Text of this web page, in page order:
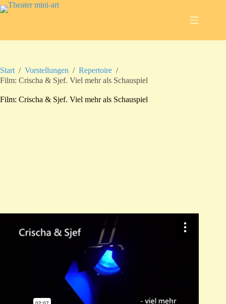
Zum
Inhalt
Start / Vorstellungen / Repertoire /
Film: Crischa & Sjef. Viel mehr als Schauspiel
Film: Crischa & Sjef. Viel mehr als Schauspiel